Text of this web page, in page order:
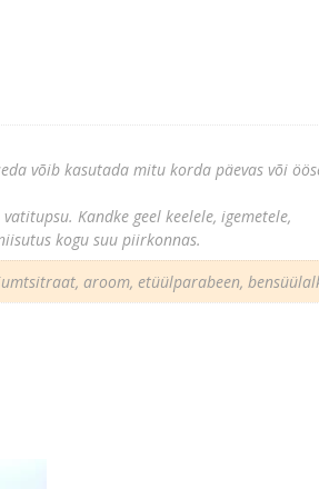
võib kasutada mitu korda päevas või
Kandke geel keelele, igemetele,
kogu suu piirkonnas.
aroom, etüülparabeen,